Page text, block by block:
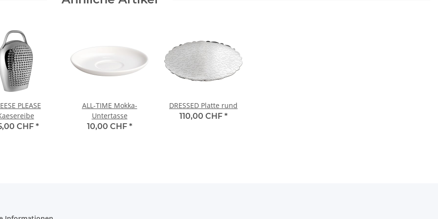
PLEASE
CHF *
ALL-TIME Mokka-
Untertasse
10,00 CHF *
DRESSED Platte rund
110,00 CHF *